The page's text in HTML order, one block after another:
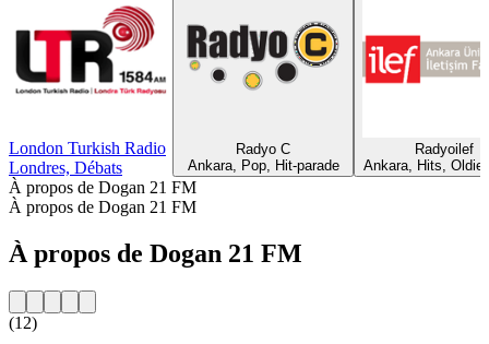
London Turkish Radio
Londres, Débats
Radyo C
Ankara, Pop, Hit-parade
Radyoilef
Ankara, Hits,
À propos de Dogan 21 FM
À propos de Dogan 21 FM
À propos de Dogan 21 FM
(12)